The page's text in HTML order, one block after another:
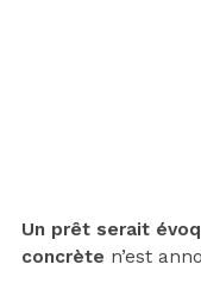
Un prêt serait
concrète n’est